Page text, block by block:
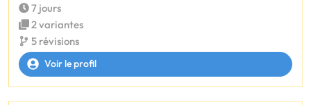
7 jours
2 variantes
5 révisions
Voir le profil